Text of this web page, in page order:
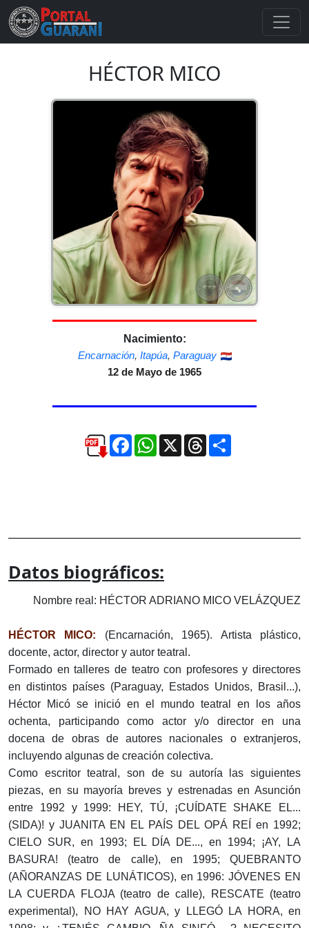
HÉCTOR MICO
Nacimiento:
Encarnación, Itapúa, Paraguay
12 de Mayo de 1965
FacebookWhatsApp
X ThreadsCompartir
Datos biográficos:
Nombre real: HÉCTOR ADRIANO MICO VELÁZQUEZ
HÉCTOR MICO: (Encarnación, 1965). Artista plástico,
docente, actor, director y autor teatral.
Formado en talleres de teatro con profesores y directores
en distintos países (Paraguay, Estados Unidos, Brasil...),
Héctor Micó se inició en el mundo teatral en los años
ochenta, participando como actor y/o director en una
docena de obras de autores nacionales o extranjeros,
incluyendo algunas de creación colectiva.
Como escritor teatral, son de su autoría las siguientes
piezas, en su mayoría breves y estrenadas en Asunción
entre 1992 y 1999: HEY, TÚ, ¡CUÍDATE SHAKE EL...
(SIDA)! y JUANITA EN EL PAÍS DEL OPÁ REÍ en 1992;
CIELO SUR, en 1993; EL DÍA DE..., en 1994; ¡AY, LA
BASURA! (teatro de calle), en 1995; QUEBRANTO
(AÑORANZAS DE LUNÁTICOS), en 1996: JÓVENES EN
LA CUERDA FLOJA (teatro de calle), RESCATE (teatro
experimental), NO HAY AGUA, y LLEGÓ LA HORA, en